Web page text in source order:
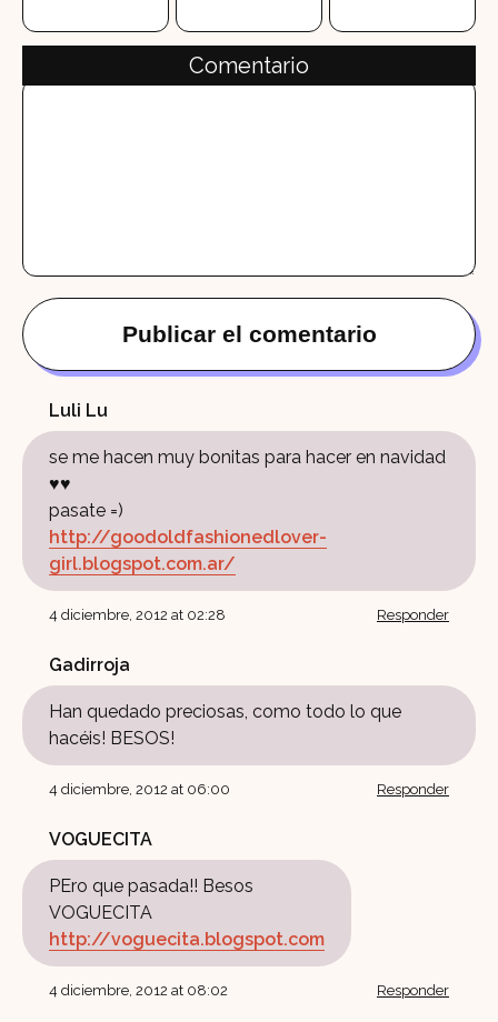
Comentario
Luli Lu
se me hacen muy bonitas para hacer en navidad
♥♥
pasate =)
http://goodoldfashionedlover-
girl.blogspot.com.ar/
4 diciembre, 2012 at 02:28 Responder
Gadirroja
Han quedado preciosas, como todo lo que
hacéis! BESOS!
4 diciembre, 2012 at 06:00 Responder
VOGUECITA
PEro que pasada!! Besos
VOGUECITA
http://voguecita.blogspot.com
4 diciembre, 2012 at 08:02 Responder